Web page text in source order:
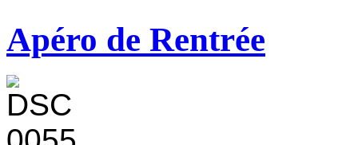
Apéro de Rentrée